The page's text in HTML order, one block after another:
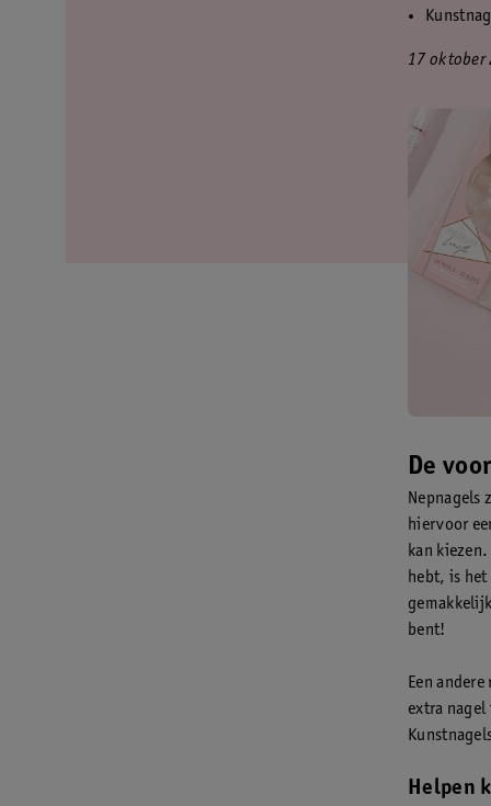
17 oktober
De
Nepnagels
hiervoor
kan
hebt, is het
bent!
Een
extra
Helpen